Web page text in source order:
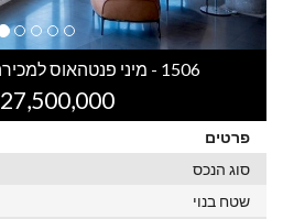
1506 - מיני פנטהאוס למכירה בפרויקט בלו בת
27,500,000 NIS
פרטים
סוג הנכס
שטח בנוי